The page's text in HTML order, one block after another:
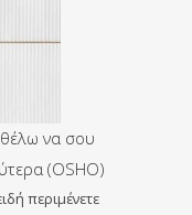
να σου
(OSHO)
περιμένετε